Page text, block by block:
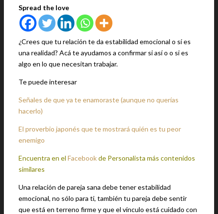
Spread the love
¿Crees que tu relación te da estabilidad emocional o sí es
una realidad? Acá te ayudamos a confirmar si así o o si es
algo en lo que necesitan trabajar.
Te puede interesar
Señales de que ya te enamoraste (aunque no querías
hacerlo)
El proverbio japonés que te mostrará quién es tu peor
enemigo
Encuentra en el Facebookde Personalista más contenidos
similares
Una relación de pareja sana debe tener estabilidad
emocional, no sólo para ti, también tu pareja debe sentir
que está en terreno firme y que el vínculo está cuidado con